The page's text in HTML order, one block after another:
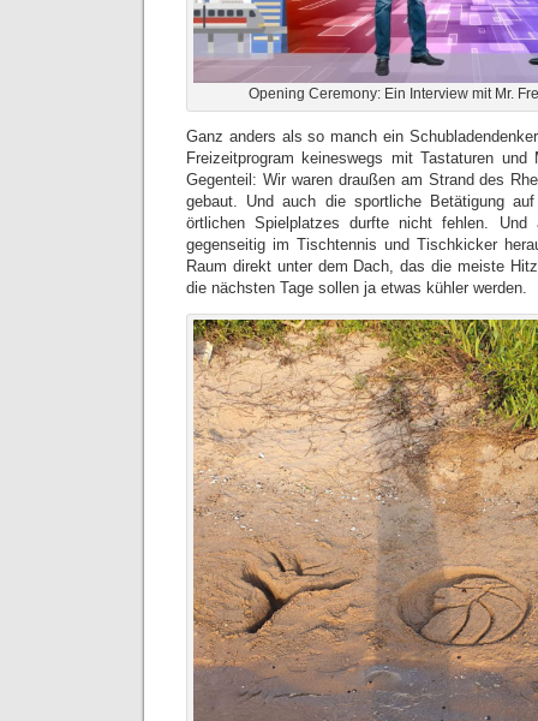
Opening Ceremony: Ein Interview mit Mr.
Ganz anders als so manch ein
Freizeitprogram keineswegs mit Tastaturen
Gegenteil: Wir waren draußen am Strand des
gebaut. Und auch die sportliche Betätigung
örtlichen Spielplatzes durfte nicht fehlen.
gegenseitig im Tischtennis und Tischkicker
Raum direkt unter dem Dach, das die meiste
die nächsten Tage sollen ja etwas kühler werden.